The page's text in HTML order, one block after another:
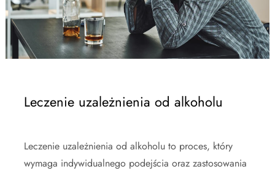
Leczenie uzależnienia od alkoholu
Leczenie uzależnienia od alkoholu to proces, który
wymaga indywidualnego podejścia oraz zastosowania